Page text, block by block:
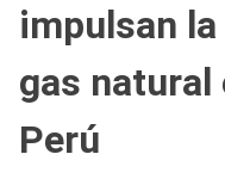
impulsan
gas natural
Perú